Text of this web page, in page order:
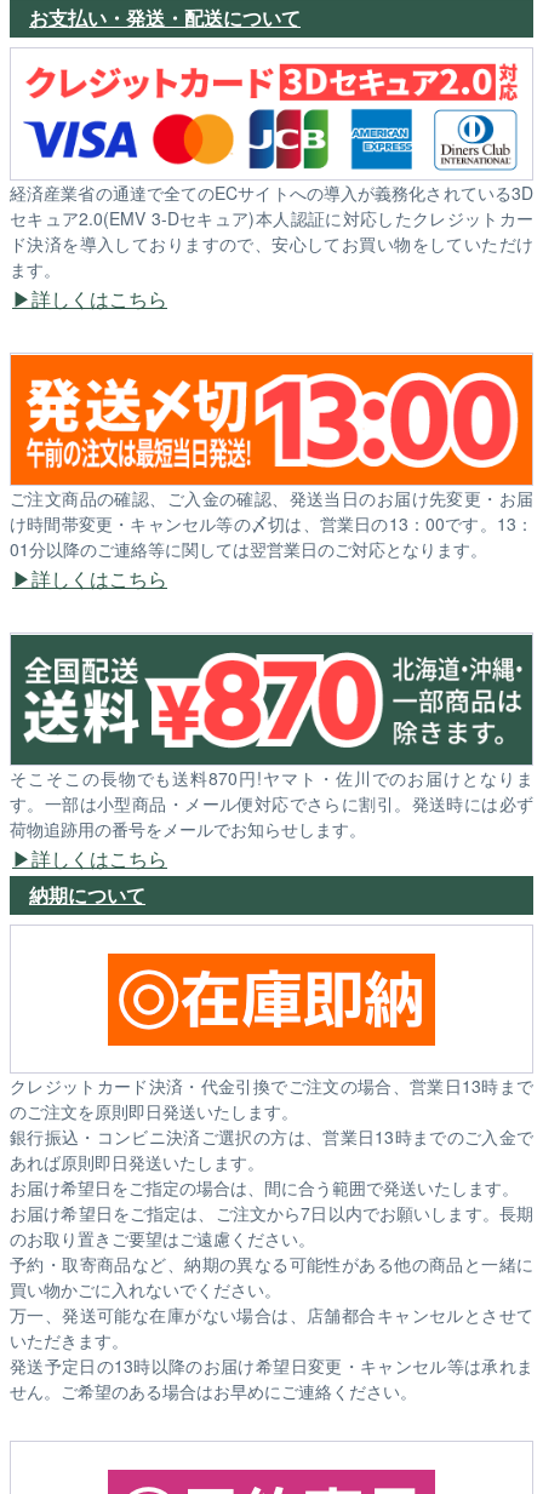
お支払い・発送・配送について
経済産業省の通達で全てのECサイトへの導入が義務化されている3D
セキュア2.0(EMV 3-Dセキュア)本人認証に対応したクレジットカー
ド決済を導入しておりますので、安心してお買い物をしていただけ
ます。
詳しくはこちら
ご注文商品の確認、ご入金の確認、発送当日のお届け先変更・お届
け時間帯変更・キャンセル等の〆切は、営業日の13：00です。13：
01分以降のご連絡等に関しては翌営業日のご対応となります。
詳しくはこちら
そこそこの長物でも送料870円!ヤマト・佐川でのお届けとなりま
す。一部は小型商品・メール便対応でさらに割引。発送時には必ず
荷物追跡用の番号をメールでお知らせします。
詳しくはこちら
納期について
クレジットカード決済・代金引換でご注文の場合、営業日13時まで
のご注文を原則即日発送いたします。
銀行振込・コンビニ決済ご選択の方は、営業日13時までのご入金で
あれば原則即日発送いたします。
お届け希望日をご指定の場合は、間に合う範囲で発送いたします。
お届け希望日をご指定は、ご注文から7日以内でお願いします。長期
のお取り置きご要望はご遠慮ください。
予約・取寄商品など、納期の異なる可能性がある他の商品と一緒に
買い物かごに入れないでください。
万一、発送可能な在庫がない場合は、店舗都合キャンセルとさせて
いただきます。
発送予定日の13時以降のお届け希望日変更・キャンセル等は承れま
せん。ご希望のある場合はお早めにご連絡ください。